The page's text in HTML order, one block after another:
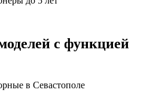
с функцией